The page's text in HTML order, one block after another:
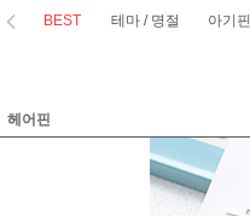
BEST 테마 / 명절 아기핀
헤어핀